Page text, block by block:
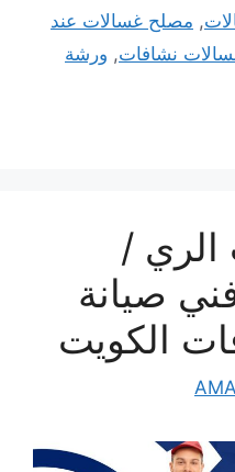
, مصلح غسالات عند
نشافات, ورشة
الري /
/ فني صيانة
الكويت